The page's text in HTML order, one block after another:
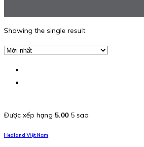
Showing the single result
Được xếp hạng 5.00 5 sao
Hedland Việt Nam